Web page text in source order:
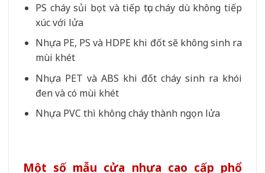
PS cháy sủi bọt và tiếp tục cháy dù không tiếp
xúc với lửa
Nhựa PE, PS và HDPE khi đốt sẽ không sinh ra
mùi khét
Nhựa PET và ABS khi đốt cháy sinh ra khói
đen và có mùi khét
Nhựa PVC thì không cháy thành ngọn lửa
Một số mẫu cửa nhựa cao cấp phổ